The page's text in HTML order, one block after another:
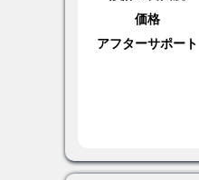
価格
アフターサポート